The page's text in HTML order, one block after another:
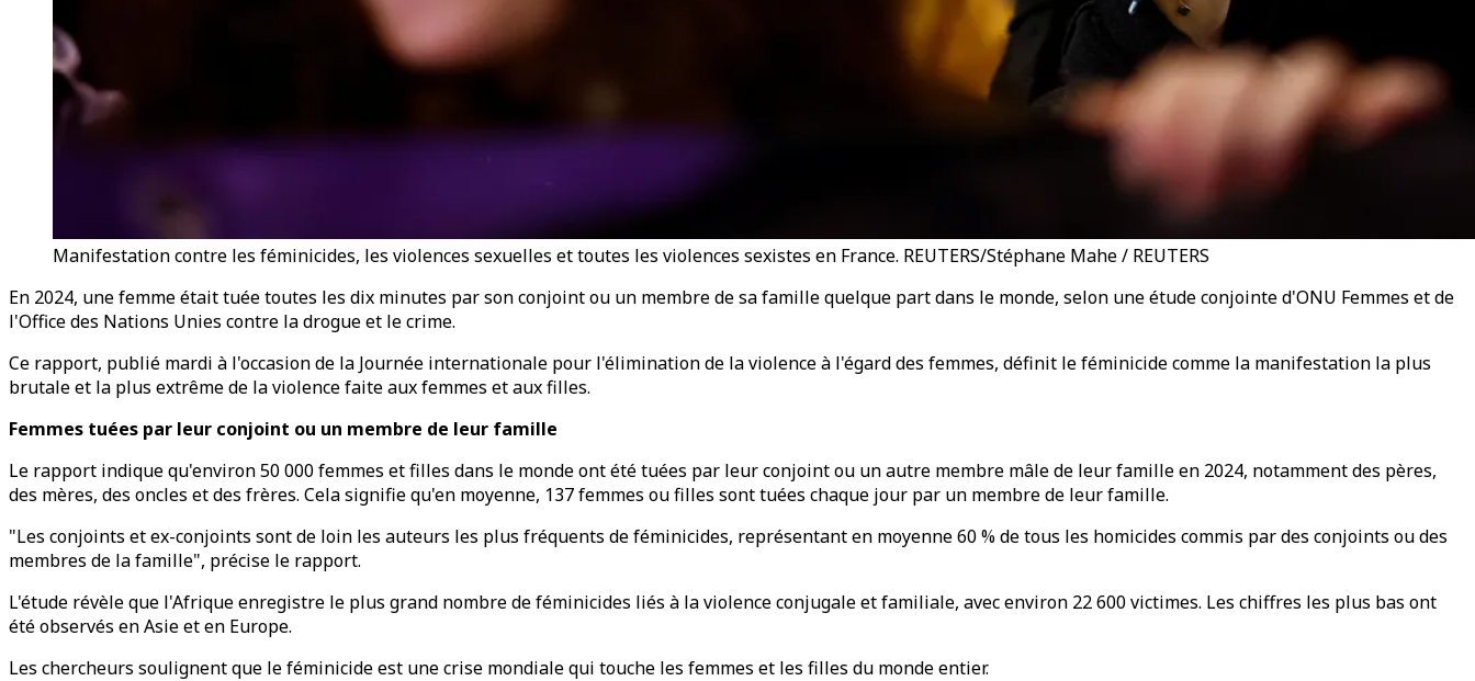
Manifestation contre les féminicides, les violences sexuelles et toutes les violences sexistes en France. REUTERS/Stéphane Mahe / REUTERS
En 2024, une femme était tuée toutes les dix minutes par son conjoint ou un membre de sa famille quelque part dans le monde, selon une étude conjointe d'ONU Femmes et de
l'Office des Nations Unies contre la drogue et le crime.
Ce rapport, publié mardi à l'occasion de la Journée internationale pour l'élimination de la violence à l'égard des femmes, définit le féminicide comme la manifestation la plus
brutale et la plus extrême de la violence faite aux femmes et aux filles.
Femmes tuées par leur conjoint ou un membre de leur famille
Le rapport indique qu'environ 50 000 femmes et filles dans le monde ont été tuées par leur conjoint ou un autre membre mâle de leur famille en 2024, notamment des pères,
des mères, des oncles et des frères. Cela signifie qu'en moyenne, 137 femmes ou filles sont tuées chaque jour par un membre de leur famille.
"Les conjoints et ex-conjoints sont de loin les auteurs les plus fréquents de féminicides, représentant en moyenne 60 % de tous les homicides commis par des conjoints ou des
membres de la famille", précise le rapport.
L'étude révèle que l'Afrique enregistre le plus grand nombre de féminicides liés à la violence conjugale et familiale, avec environ 22 600 victimes. Les chiffres les plus bas ont
été observés en Asie et en Europe.
Les chercheurs soulignent que le féminicide est une crise mondiale qui touche les femmes et les filles du monde entier.